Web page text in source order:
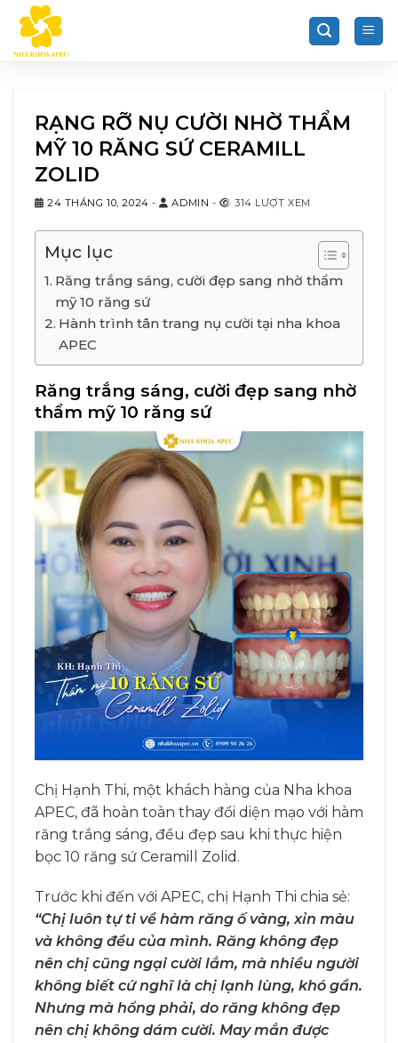
Chuyển
đến
nội
RẠNG RỠ NỤ CƯỜI NHỜ THẨM
MỸ 10 RĂNG SỨ CERAMILL
ZOLID
24 THÁNG 10, 2024 - ADMIN - 314 LƯỢT XEM
Mục lục
Răng trắng sáng, cười đẹp sang nhờ thẩm
mỹ 10 răng sứ
Hành trình tân trang nụ cười tại nha khoa
APEC
Răng trắng sáng, cười đẹp sang nhờ
thẩm mỹ 10 răng sứ
Chị Hạnh Thi, một khách hàng của Nha khoa
APEC, đã hoàn toàn thay đổi diện mạo với hàm
răng trắng sáng, đều đẹp sau khi thực hiện
bọc 10 răng sứ Ceramill Zolid.
Trước khi đến với APEC, chị Hạnh Thi chia sẻ:
“Chị luôn tự ti về hàm răng ố vàng, xỉn màu
và không đều của mình. Răng không đẹp
nên chị cũng ngại cười lắm, mà nhiều người
không biết cứ nghĩ là chị lạnh lùng, khó gần.
Nhưng mà hổng phải, do răng không đẹp
nên chị không dám cười. May mắn được